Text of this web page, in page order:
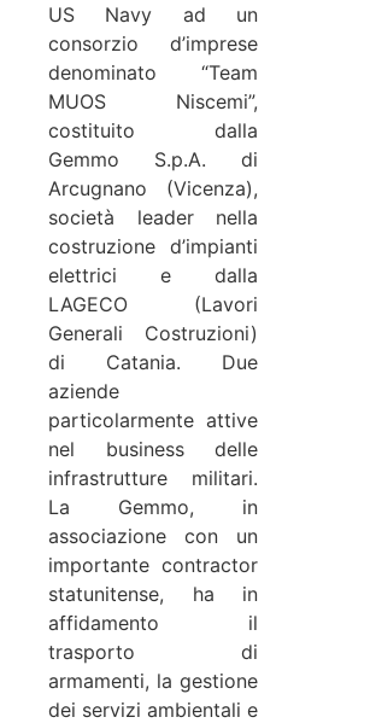
US Navy ad un
consorzio d’imprese
denominato “Team
MUOS Niscemi”,
costituito dalla
Gemmo S.p.A. di
Arcugnano (Vicenza),
società leader nella
costruzione d’impianti
elettrici e dalla
LAGECO (Lavori
Generali Costruzioni)
di Catania. Due
aziende
particolarmente attive
nel business delle
infrastrutture militari.
La Gemmo, in
associazione con un
importante contractor
statunitense, ha in
affidamento il
trasporto di
armamenti, la gestione
dei servizi ambientali e